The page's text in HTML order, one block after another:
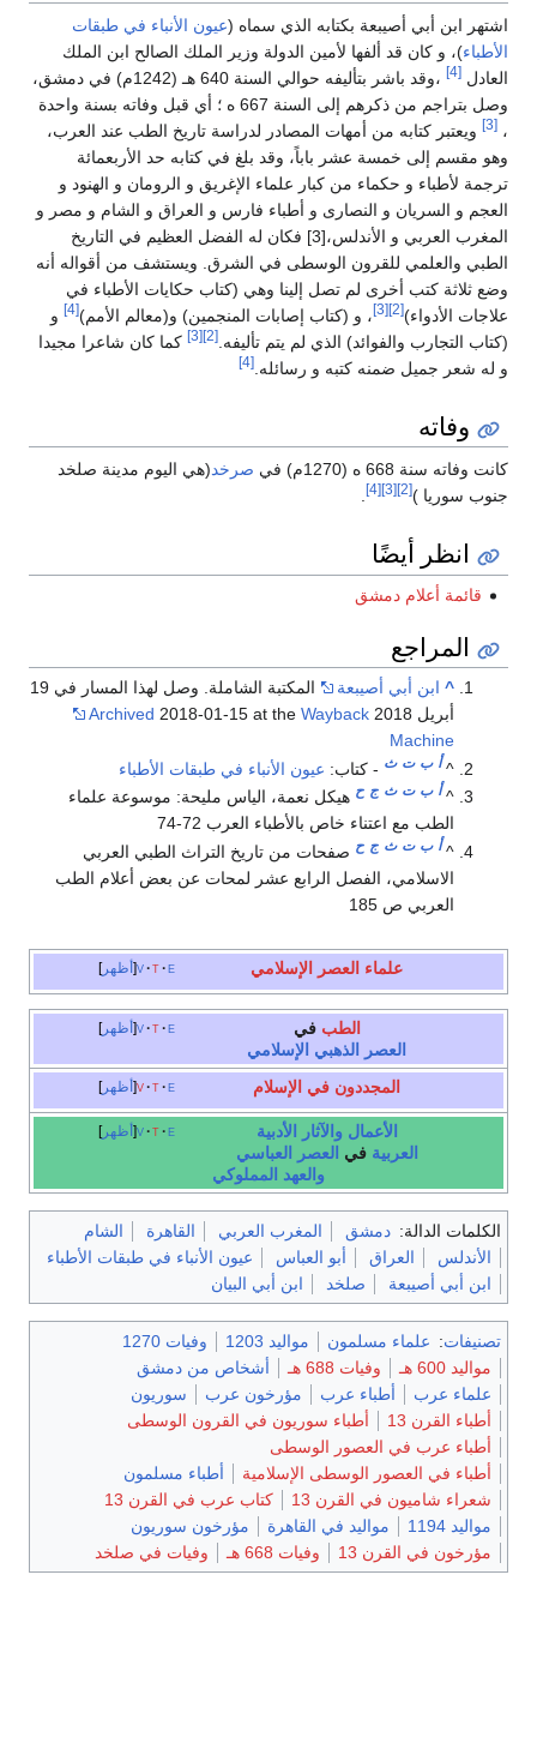
اشتهر ابن أبي أصيبعة بكتابه الذي سماه (عيون الأنباء في طبقات
الأطباء)، و كان قد ألفها لأمين الدولة وزير الملك الصالح ابن الملك
العادل [4]
،وقد باشر بتأليفه حوالي السنة 640 هـ (1242م) في دمشق،
وصل بتراجم من ذكرهم إلى السنة 667 ه ؛ أي قبل وفاته بسنة واحدة
، [3]
ويعتبر كتابه من أمهات المصادر لدراسة تاريخ الطب عند العرب،
وهو مقسم إلى خمسة عشر باباً، وقد بلغ في كتابه حد الأربعمائة
ترجمة لأطباء و حكماء من كبار علماء الإغريق و الرومان و الهنود و
العجم و السريان و النصارى و أطباء فارس و العراق و الشام و مصر و
المغرب العربي و الأندلس،[3] فكان له الفضل العظيم في التاريخ
الطبي والعلمي للقرون الوسطى في الشرق. ويستشف من أقواله أنه
وضع ثلاثة كتب أخرى لم تصل إلينا وهي (كتاب حكايات الأطباء في
علاجات الأدواء)[2]
[3] ، و (كتاب إصابات المنجمين) و(معالم الأمم)[4]
و
(كتاب التجارب والفوائد) الذي لم يتم تأليفه. [2]
[3]
كما كان شاعرا مجيدا
و له شعر جميل ضمنه كتبه و رسائله. [4]
وفاته
كانت وفاته سنة 668 ه (1270م) في صرخد(هي اليوم مدينة صلخد
جنوب سوريا )[2]
[3]
[4]
.
انظر أيضًا
قائمة أعلام دمشق
المراجع
^ ابن أبي أصيبعة
المكتبة الشاملة. وصل لهذا المسار في 19
أبريل 2018
Archived 2018-01-15 at theWayback
Machine
^أ ب ت ث - كتاب: عيون الأنباء في طبقات الأطباء
^أ ب ت ث ج ح هيكل نعمة، الياس مليحة: موسوعة علماء
الطب مع اعتناء خاص بالأطباء العرب 72-74
^أ ب ت ث ج ح صفحات من تاريخ التراث الطبي العربي
الاسلامي، الفصل الرابع عشر لمحات عن بعض أعلام الطب
العربي ص 185
أظهر v t e علماء العصر الإسلامي
أظهر v t e الطب في
العصر الذهبي الإسلامي
أظهر v t e المجددون في الإسلام
أظهر v t e
الأعمال والآثار الأدبية
العربية في العصر العباسي
والعهد المملوكي
الكلمات الدالة: دمشق المغرب العربي القاهرة
الشام
الأندلس
العراق أبو العباس
عيون الأنباء في طبقات الأطباء
ابن أبي أصيبعة
صلخد ابن أبي البيان
تصنيفات: علماء مسلمون مواليد 1203
وفيات 1270
مواليد 600 هـ
وفيات 688 هـ
أشخاص من دمشق
علماء عرب
أطباء عرب مؤرخون عرب
سوريون
أطباء القرن 13
أطباء سوريون في القرون الوسطى
أطباء عرب في العصور الوسطى
أطباء في العصور الوسطى الإسلامية
أطباء مسلمون
شعراء شاميون في القرن 13
كتاب عرب في القرن 13
مواليد 1194
مواليد في القاهرة
مؤرخون سوريون
مؤرخون في القرن 13
وفيات 668 هـ وفيات في صلخد